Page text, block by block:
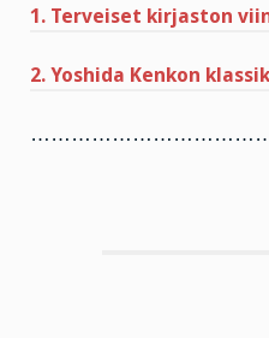
1. Terveiset kirjaston
2. Yoshida Kenkon